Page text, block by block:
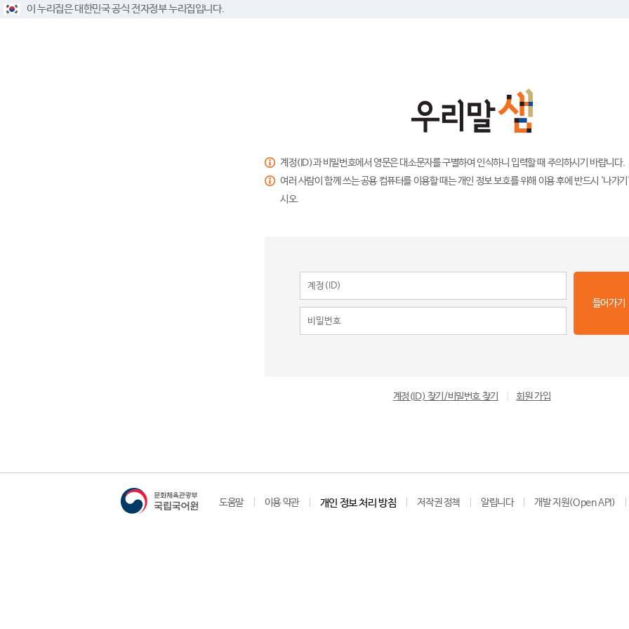
이 누리집은 대한민국 공식 전자정부 누리집입니다.
계정(ID)과 비밀번호에서 영문은 대소문자를 구별하여 인식하니 입력할 때 주의하시기 바랍니다.
여러 사람이 함께 쓰는 공용 컴퓨터를 이용할 때는 개인 정보 보호를 위해 이용 후에 반드시 '나가
시오.
들어가기
계정(ID) 찾기/비밀번호 찾기 회원 가입
도움말 이용 약관 개인 정보 처리 방침 저작권 정책 알립니다 개발 지원(Open API)